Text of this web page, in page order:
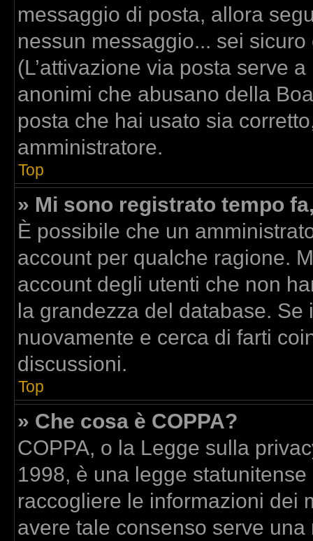
messaggio di posta, allora
nessun messaggio... sei
(L’attivazione via posta serve
anonimi che abusano della
posta che hai usato sia
amministratore.
Top
» Mi sono registrato tempo
È possibile che un
account per qualche ragione.
account degli utenti che non
la grandezza del database. Se
nuovamente e cerca di farti
discussioni.
Top
» Che cosa è COPPA?
COPPA, o la Legge sulla
1998, è una legge
raccogliere le informazioni dei
avere tale consenso serve